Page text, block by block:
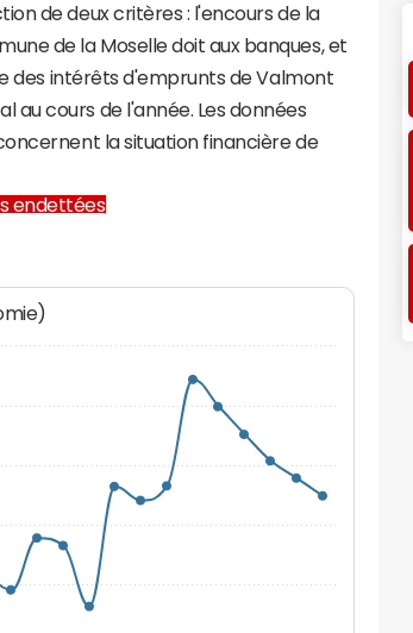
de deux critères : l'encours de la
de la Moselle doit aux banques, et
des intérêts d'emprunts de Valmont
cours de l'année. Les données
la situation financière de
endettées